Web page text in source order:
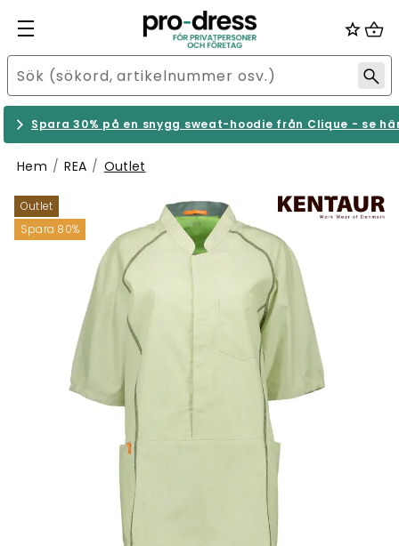
Spara 30% på en snygg sweat-hoodie från Clique - se
Hem REA Outlet
Outlet
Spara 80%